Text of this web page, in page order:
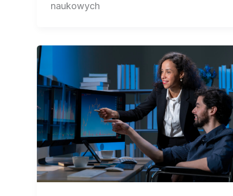
naukowych